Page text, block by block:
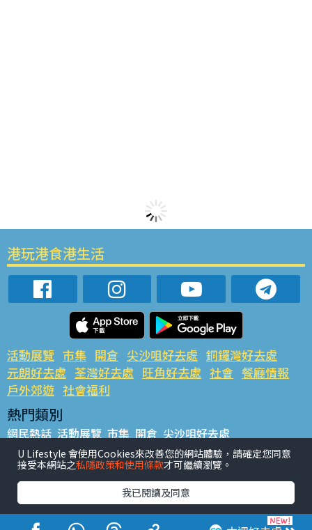
港玩港食港生活
活動展覽 市集 開倉 尖沙咀好去處 銅鑼灣好去處
元朗好去處 荃灣好去處 旺角好去處 社會 餐廳情報
戶外郊遊 社會福利
熱門類別
網民熱話 活動展覽 市集 開倉 尖沙咀好去處
銅鑼灣好去處 元朗好去處 荃灣好去處 旺角好去處 社會
餐廳情報 戶外郊遊
熱門標籤
#UGO搵好去處 #人氣活動推介 #美食社群熱話
U Lifestyle 會使用Cookies來改善您的網站體驗，請確定您同意
接受本網站之私隱政策和使用條款才可繼續瀏覽。
我已閱讀及同意